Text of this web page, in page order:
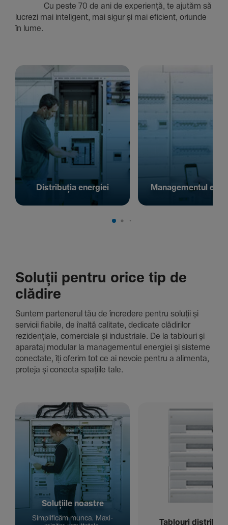
Cu peste 70 de ani de expe­riență, te ajutăm să
lucrezi mai inte­li­gent, mai sigur și mai eficient, oriunde
în lume.
Distribuția energiei Managementul
Soluții pentru orice tip de
clădire
Suntem parte­nerul tău de încre­dere pentru soluții și
servicii fiabile, de înaltă cali­tate, dedi­cate clădi­rilor
rezi­den­țiale, comer­ciale și indus­triale. De la tablouri și
aparataj modular la managementul energiei și sisteme
conec­tate, îți oferim tot ce ai nevoie pentru a alimenta,
proteja și conecta spațiile tale.
Solu­țiile noastre
Simpli­ficăm munca. Maxi­
Tablouri